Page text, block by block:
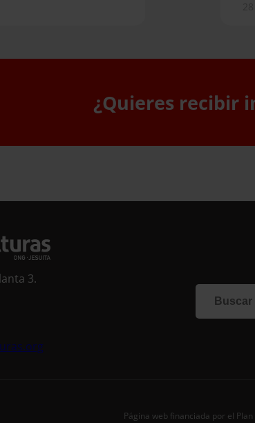
¿Quieres recibir
3.
Página web financiada por el